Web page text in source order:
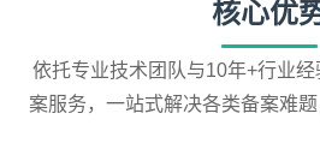
核心优
依托专业技术团队与10年+行业
案服务，一站式解决各类备案难